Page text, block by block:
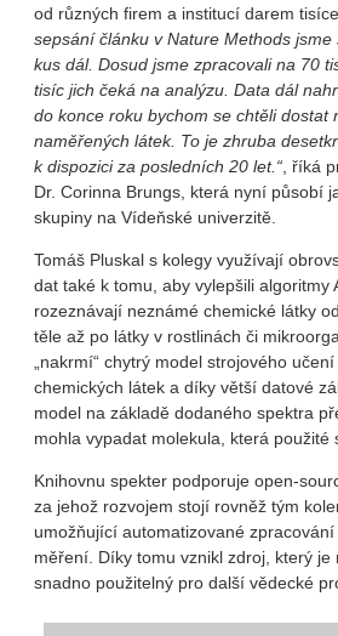
od různých firem a institucí darem
sepsání článku v Nature Methods jsme
kus dál. Dosud jsme zpracovali na 70
tisíc jich čeká na analýzu. Data dál
do konce roku bychom se chtěli dostat
naměřených látek. To je zhruba
k dispozici za posledních 20 let.“, říká
Dr. Corinna Brungs, která nyní působí
skupiny na Vídeňské univerzitě.
Tomáš Pluskal s kolegy využívají
dat také k tomu, aby vylepšili algoritmy
rozeznávají neznámé chemické látky
těle až po látky v rostlinách či
„nakrmí“ chytrý model strojového
chemických látek a díky větší datové
model na základě dodaného spektra
mohla vypadat molekula, která použité
Knihovnu spekter podporuje open-
za jehož rozvojem stojí rovněž tým
umožňující automatizované
měření. Díky tomu vznikl zdroj, který je
snadno použitelný pro další vědecké